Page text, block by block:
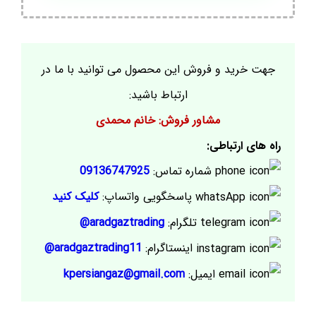
جهت خرید و فروش این محصول می توانید با ما در
ارتباط باشید:
مشاور فروش: خانم محمدی
راه های ارتباطی:
شماره تماس: 09136747925
پاسخگویی واتساپ:کلیک کنید
تلگرام: aradgaztrading@
اینستاگرام: aradgaztrading11@
ایمیل: kpersiangaz@gmail.com